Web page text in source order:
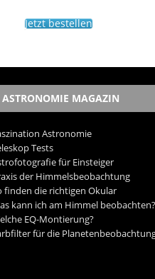
Jetzt bestellen
ASTRONOMIE MAGAZIN
Astronomie
Tests
für Einsteiger
der Himmelsbeobachtung
finden die richtigen Okular
kann ich am Himmel beobachten?
EQ-Montierung?
für die